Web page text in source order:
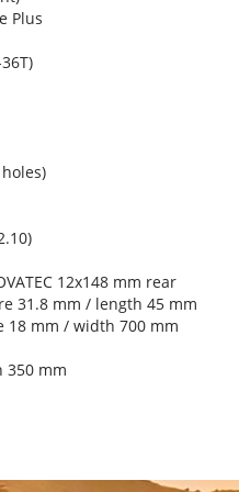
Plus
12x148 mm rear
31.8 mm / length 45 mm
18 mm / width 700 mm
350 mm